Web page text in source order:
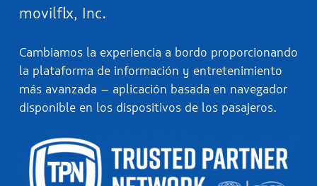
movilflix, Inc.
Cambiamos la experiencia a bordo proporcionando
la plataforma de información y entretenimiento
más avanzada – aplicación basada en navegador
disponible en los dispositivos de los pasajeros.